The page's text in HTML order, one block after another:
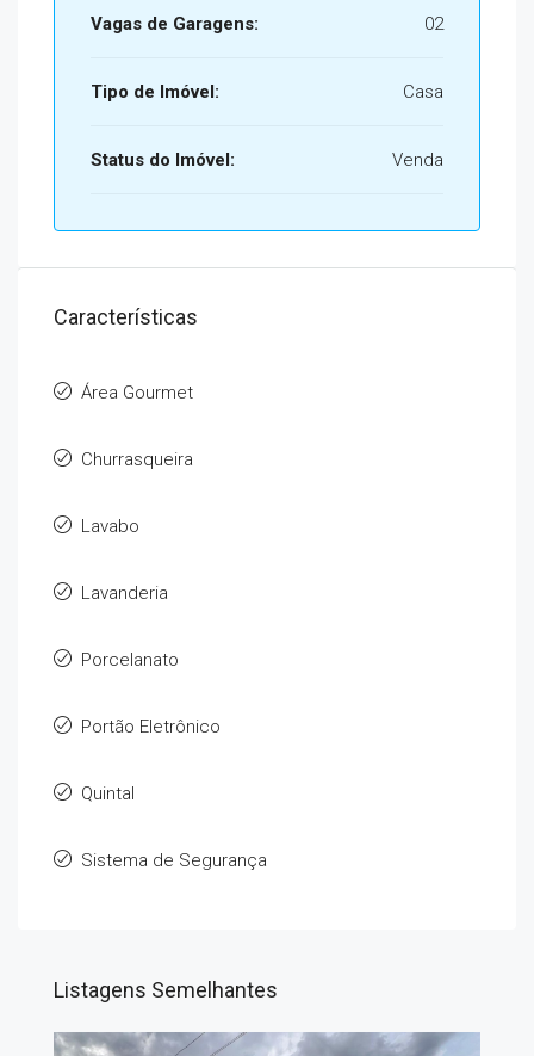
Vagas de Garagens: 02
Tipo de Imóvel: Casa
Status do Imóvel: Venda
Características
Área Gourmet
Churrasqueira
Lavabo
Lavanderia
Porcelanato
Portão Eletrônico
Quintal
Sistema de Segurança
Listagens Semelhantes